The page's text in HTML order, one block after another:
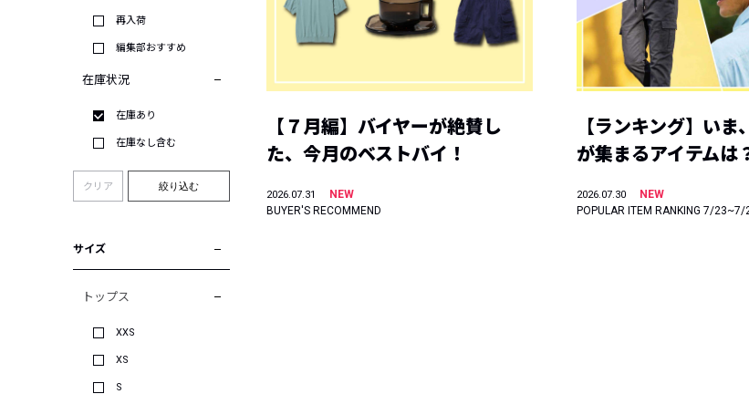
再入荷
編集部おすすめ
在庫状況
在庫あり
在庫なし含む
クリア 絞り込む
サイズ
トップス
XXS
XS
S
【７月編】バイヤーが絶賛し
た、今月のベストバイ！
2026.07.31
NEW
BUYER'S RECOMMEND
【ランキング】いま
が集まるアイテムは
2026.07.30
NEW
POPULAR ITEM RANKING 7/23~7/